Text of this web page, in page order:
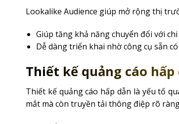
Lookalike Audience giúp mở rộng thị
Giúp tăng khả năng chuyển đổi với
Dễ dàng triển khai nhờ công cụ sẵn
Thiết kế quảng cáo hấp
Thiết kế quảng cáo hấp dẫn là yếu tố
mắt mà còn truyền tải thông điệp rõ